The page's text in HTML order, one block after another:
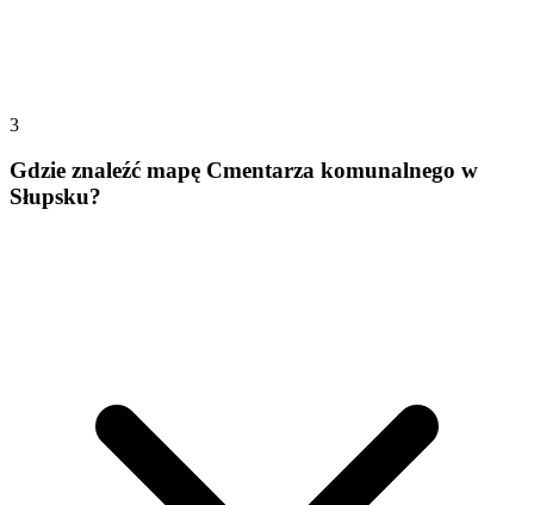
3
Gdzie znaleźć mapę Cmentarza komunalnego w
Słupsku?